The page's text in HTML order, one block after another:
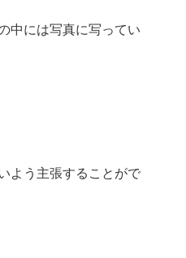
中には写真に写ってい
よう主張することがで